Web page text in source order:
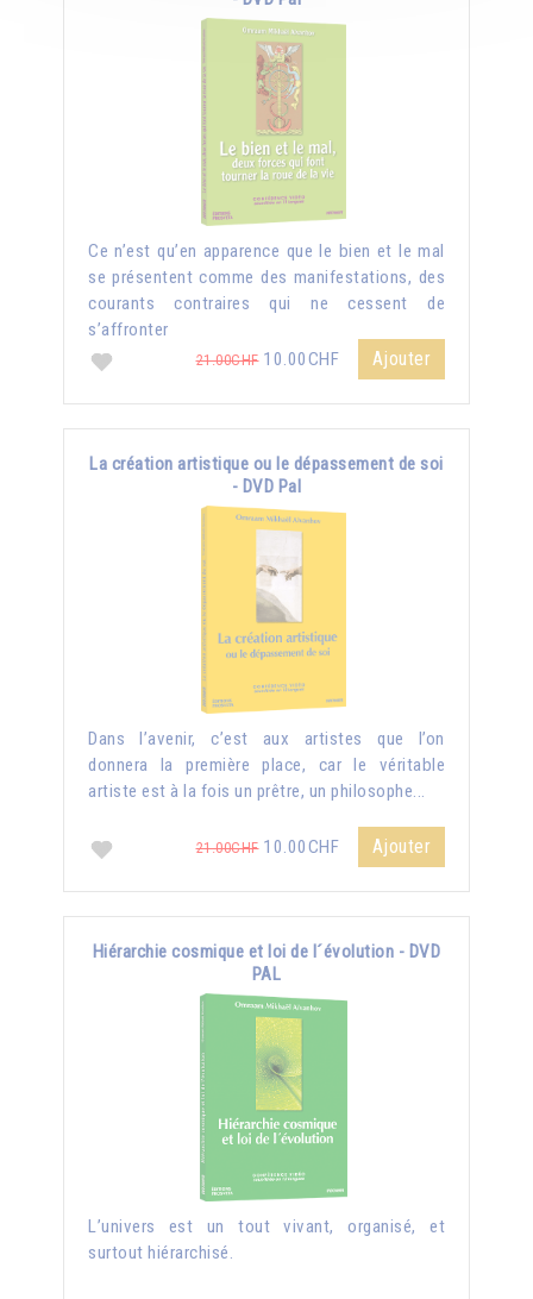
Ce n’est qu’en apparence que le bien et le mal
se présentent comme des manifestations, des
courants contraires qui ne cessent de
s’affronter
21.00CHF10.00CHF Ajouter
La création artistique ou le dépassement de soi
- DVD Pal
Dans l’avenir, c’est aux artistes que l’on
donnera la première place, car le véritable
artiste est à la fois un prêtre, un philosophe...
21.00CHF10.00CHF Ajouter
Hiérarchie cosmique et loi de l´évolution - DVD
PAL
L’univers est un tout vivant, organisé, et
surtout hiérarchisé.